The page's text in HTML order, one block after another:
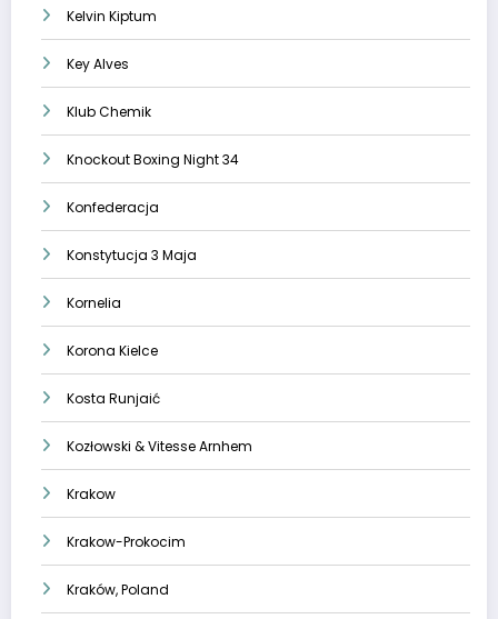
Kelvin Kiptum
Key Alves
Klub Chemik
Knockout Boxing Night 34
Konfederacja
Konstytucja 3 Maja
Kornelia
Korona Kielce
Kosta Runjaić
Kozłowski & Vitesse Arnhem
Krakow
Krakow-Prokocim
Kraków, Poland